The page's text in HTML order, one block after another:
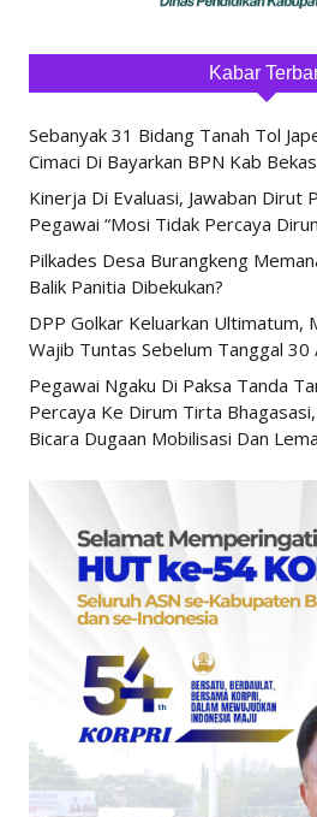
Kabar
Sebanyak 31 Bidang Tanah Tol
Cimaci Di Bayarkan BPN Kab
Kinerja Di Evaluasi, Jawaban Dirut
Pegawai “Mosi Tidak Percaya
Pilkades Desa Burangkeng
Balik Panitia Dibekukan?
DPP Golkar Keluarkan Ultimatum,
Wajib Tuntas Sebelum Tanggal 30
Pegawai Ngaku Di Paksa Tanda
Percaya Ke Dirum Tirta
Bicara Dugaan Mobilisasi Dan